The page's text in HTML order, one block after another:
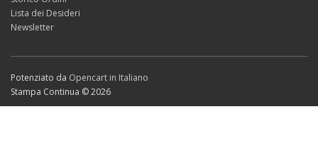
Lista dei Desideri
Newsletter
Potenziato da Opencart in Italiano
Stampa Continua © 2026